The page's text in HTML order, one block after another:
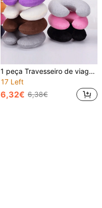
1 peça Travesseiro de viagem, travesseiro de pescoço, travesseiro de avião, viagem, carro, casa, escritório, viagem, pescoço, voo, travesseiro de pescoço, botão de pressão com capa macia, travesseiro de pescoço em formato de U, almofada de travesseiro portátil para estudantes e adultos, apoia o pescoço e protege as vértebras cervicais durante os estudos ou viagens de carro, escritório ou outra bolsa de viagem para a escola, acessórios escolares, material escolar
17 Left
6,32€ 6,38€